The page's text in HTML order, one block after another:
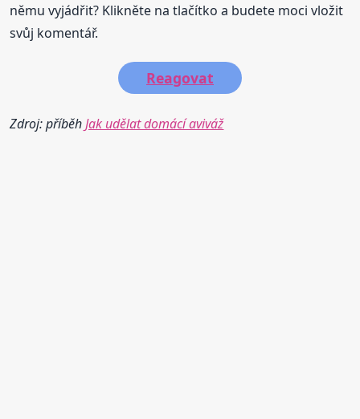
němu vyjádřit? Klikněte na tlačítko a budete moci vložit
svůj komentář.
Reagovat
Zdroj: příběhJak udělat domácí aviváž